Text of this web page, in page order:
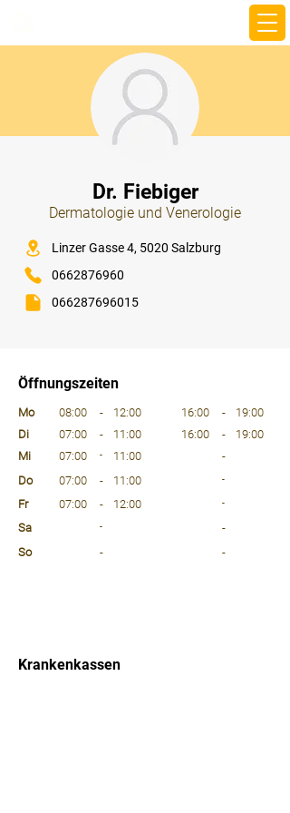
Dr. Fiebiger
Dermatologie und Venerologie
Linzer Gasse 4, 5020 Salzburg
0662876960
066287696015
Öffnungszeiten
Mo
08:00 - 12:00 16:00 -
19:00
Di
07:00 - 11:00 16:00 -
19:00
Mi
07:00 - 11:00
-
Do
07:00 - 11:00 -
Fr 07:00 - 12:00 -
Sa -
-
So
-
-
Krankenkassen